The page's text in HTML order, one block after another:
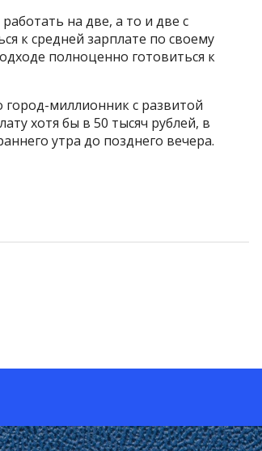
на две, а то и две с
к средней зарплате по своему
полноценно готовиться к
город-миллионник с развитой
хотя бы в 50 тысяч рублей, в
утра до позднего вечера.